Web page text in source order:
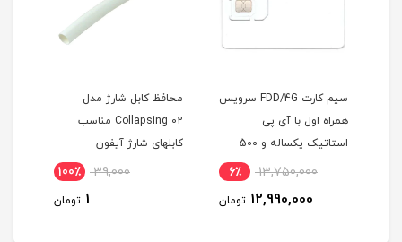
سیم کارت FDD/4G سرویس
همراه اول با آی پی
استاتیک یکساله و 500
گیگ اینترنت یکساله
13,750,000 6٪
12,990,000 تومان
محافظ کابل شارژ مدل
Collapsing 02 مناسب
کابلهای شارژ آیفون
39,000 100٪
1 تومان